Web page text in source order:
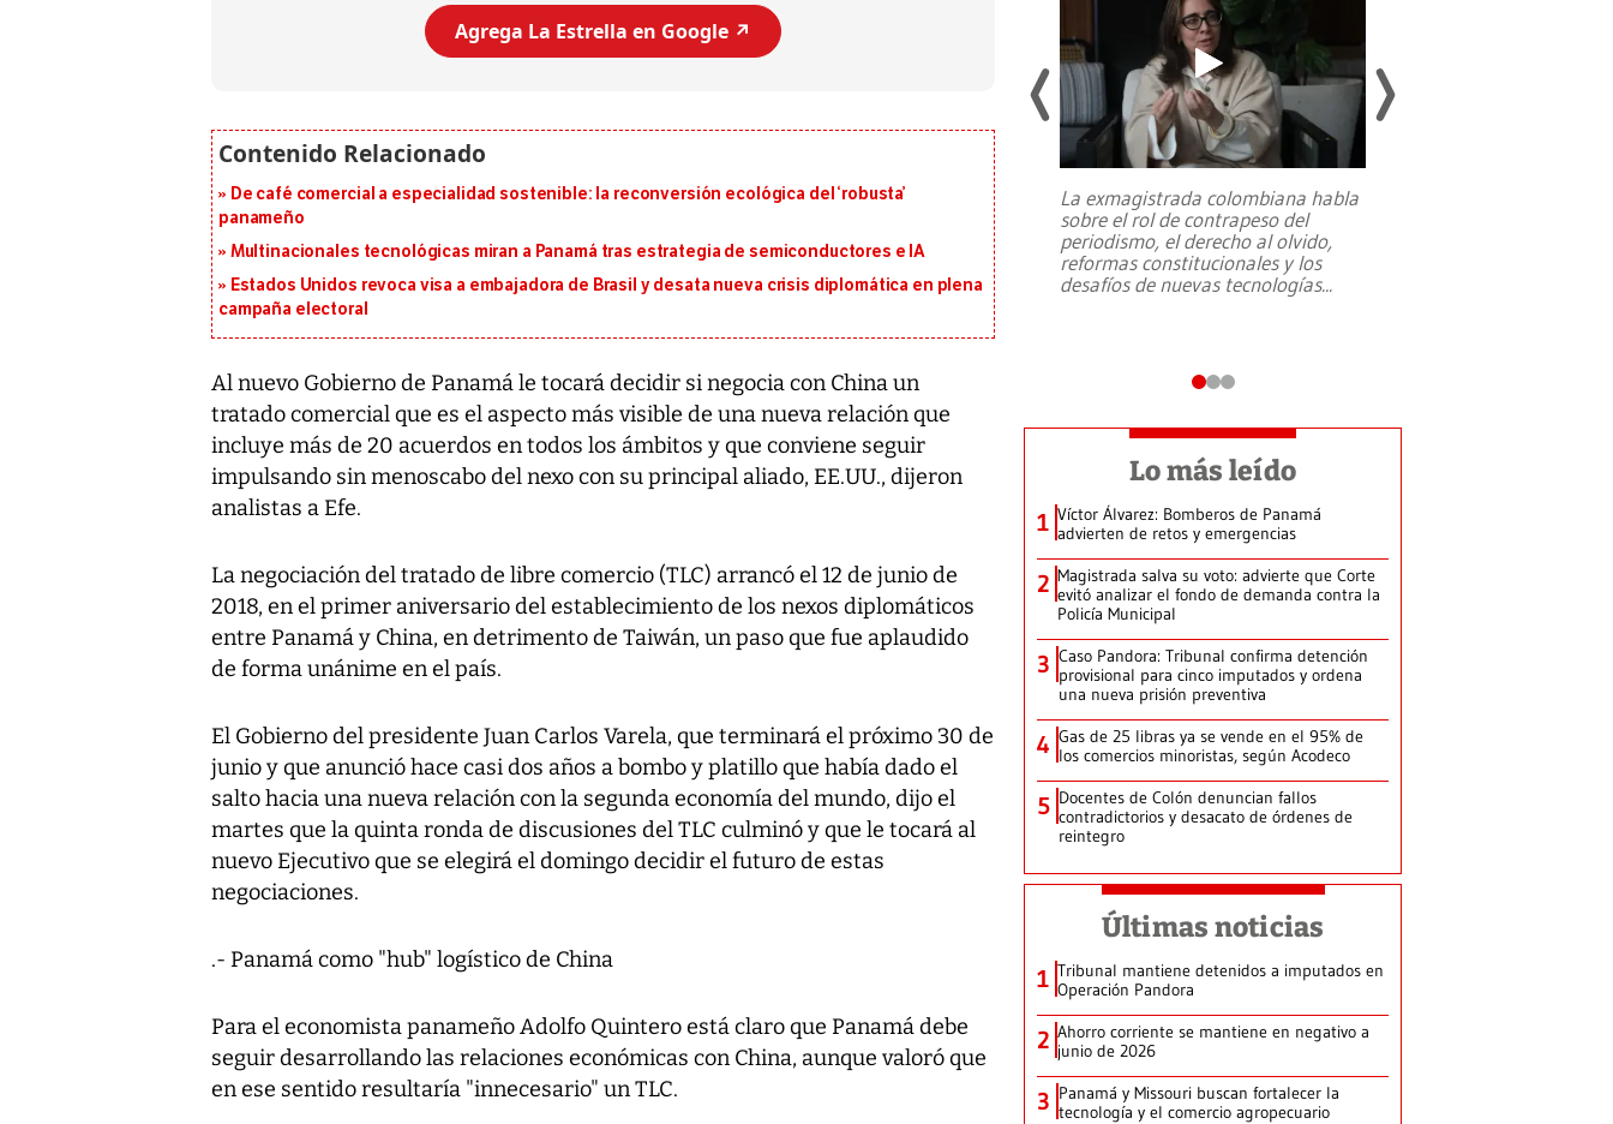
Agrega La Estrella en Google ↗️
De café comercial a especialidad sostenible: la reconversión ecológica del ‘robusta’
panameño
Multinacionales tecnológicas miran a Panamá tras estrategia de semiconductores e IA
Estados Unidos revoca visa a embajadora de Brasil y desata nueva crisis diplomática en plena
campaña electoral
Al nuevo Gobierno de Panamá le tocará decidir si negocia con China un
tratado comercial que es el aspecto más visible de una nueva relación que
incluye más de 20 acuerdos en todos los ámbitos y que conviene seguir
impulsando sin menoscabo del nexo con su principal aliado, EE.UU., dijeron
analistas a Efe.
La negociación del tratado de libre comercio (TLC) arrancó el 12 de junio de
2018, en el primer aniversario del establecimiento de los nexos diplomáticos
entre Panamá y China, en detrimento de Taiwán, un paso que fue aplaudido
de forma unánime en el país.
El Gobierno del presidente Juan Carlos Varela, que terminará el próximo 30 de
junio y que anunció hace casi dos años a bombo y platillo que había dado el
salto hacia una nueva relación con la segunda economía del mundo, dijo el
martes que la quinta ronda de discusiones del TLC culminó y que le tocará al
nuevo Ejecutivo que se elegirá el domingo decidir el futuro de estas
negociaciones.
.- Panamá como "hub" logístico de China
Para el economista panameño Adolfo Quintero está claro que Panamá debe
seguir desarrollando las relaciones económicas con China, aunque valoró que
en ese sentido resultaría "innecesario" un TLC.
Un fuerte terremoto de magnitud
julio en la prefectura de Kumamoto,
al sur de Japón, provocando una
La exmagistrada colombiana habla
sobre el rol de contrapeso del
periodismo, el derecho al olvido,
reformas constitucionales y los
desafíos de nuevas tecnologías...
Lo más leído
1 Víctor Álvarez: Bomberos de Panamá
advierten de retos y emergencias
2 Magistrada salva su voto: advierte que Corte
evitó analizar el fondo de demanda contra la
Policía Municipal
3 Caso Pandora: Tribunal confirma detención
provisional para cinco imputados y ordena
una nueva prisión preventiva
4 Gas de 25 libras ya se vende en el 95% de
los comercios minoristas, según Acodeco
5 Docentes de Colón denuncian fallos
contradictorios y desacato de órdenes de
reintegro
Últimas noticias
1 Tribunal mantiene detenidos a imputados en
Operación Pandora
2 Ahorro corriente se mantiene en negativo a
junio de 2026
3 Panamá y Missouri buscan fortalecer la
tecnología y el comercio agropecuario